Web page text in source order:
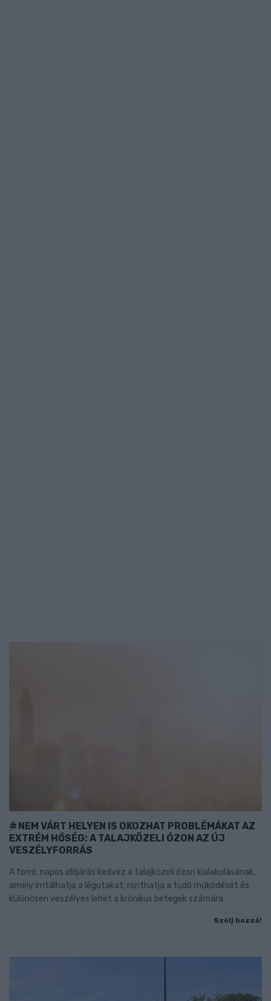
NEM VÁRT HELYEN IS OKOZHAT PROBLÉMÁKAT AZ
EXTRÉM HŐSÉG: A TALAJKÖZELI ÓZON AZ ÚJ
VESZÉLYFORRÁS
A forró, napos időjárás kedvez a talajközeli ózon kialakulásának,
amely irritálhatja a légutakat, ronthatja a tüdő működését és
különösen veszélyes lehet a krónikus betegek számára.
Szólj hozzá!